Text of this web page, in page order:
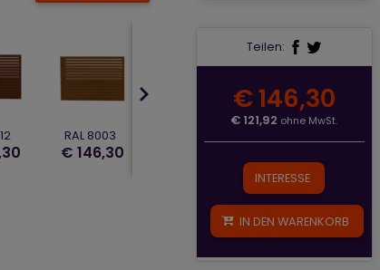
Teilen:
€ 146,30
€ 121,92 ohne MwSt.
INTERESSE
IN DEN WARENKORB
RAL 8003
€ 146,30